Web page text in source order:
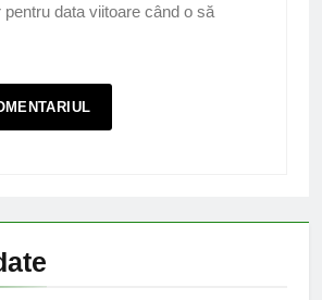
data viitoare când o să